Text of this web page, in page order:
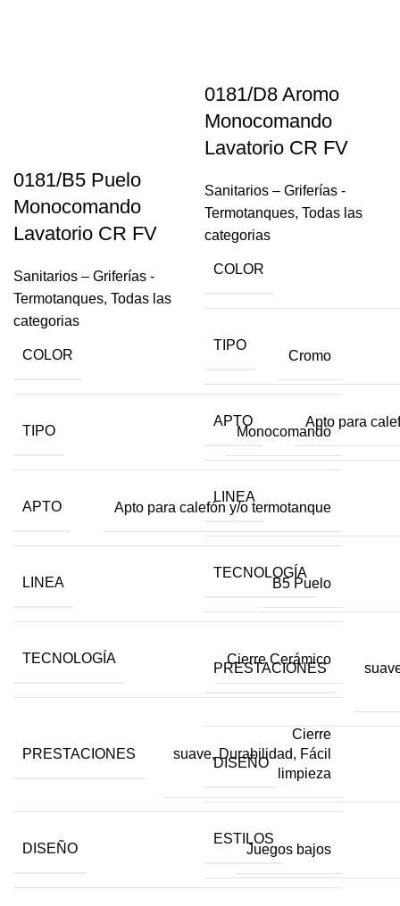
0181/B5 Puelo
Monocomando
Lavatorio CR FV
Sanitarios – Griferías -
Termotanques, Todas las
categorias
COLOR Cromo
TIPO Monocomando
APTO Apto para calefón y/o termotanque
LINEA B5 Puelo
TECNOLOGÍA Cierre Cerámico
PRESTACIONES
Cierre
suave, Durabilidad, Fácil
limpieza
DISEÑO Juegos bajos
0181/D8 Aromo
Monocomando
Lavatorio CR FV
Sanitarios – Griferías -
Termotanques, Todas las
categorias
COLOR
TIPO
APTO Apto para
LINEA
TECNOLOGÍA
PRESTACIONES
DISEÑO
ESTILOS